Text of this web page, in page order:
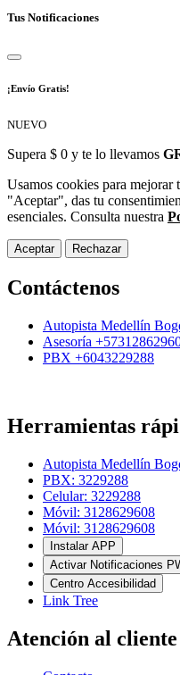
Tus Notificaciones
¡Envío Gratis!
NUEVO
Supera $ 0 y te lo llevamos
Usamos cookies para
"Aceptar", das tu
esenciales. Consulta nuestra
Aceptar Rechazar
Contáctenos
Autopista Medellín
Asesoría
PBX +6043229288
Herramientas
Autopista Medellín
PBX: 3229288
Celular: 3229288
Móvil: 3128629608
Móvil: 3128629608
Instalar APP
Activar Notificaciones
Centro Accesibilidad
Link Tree
Atención al cliente